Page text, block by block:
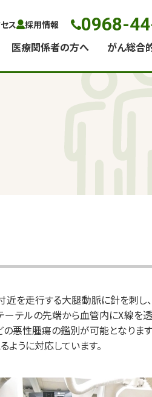
ス 採用情報 0968-
医療関係者の方へ がん総合
を走行する大腿動脈に針を刺し
ーテルの先端から血管内にX線を
の悪性腫瘍の鑑別が可能となりま
うに対応しています。